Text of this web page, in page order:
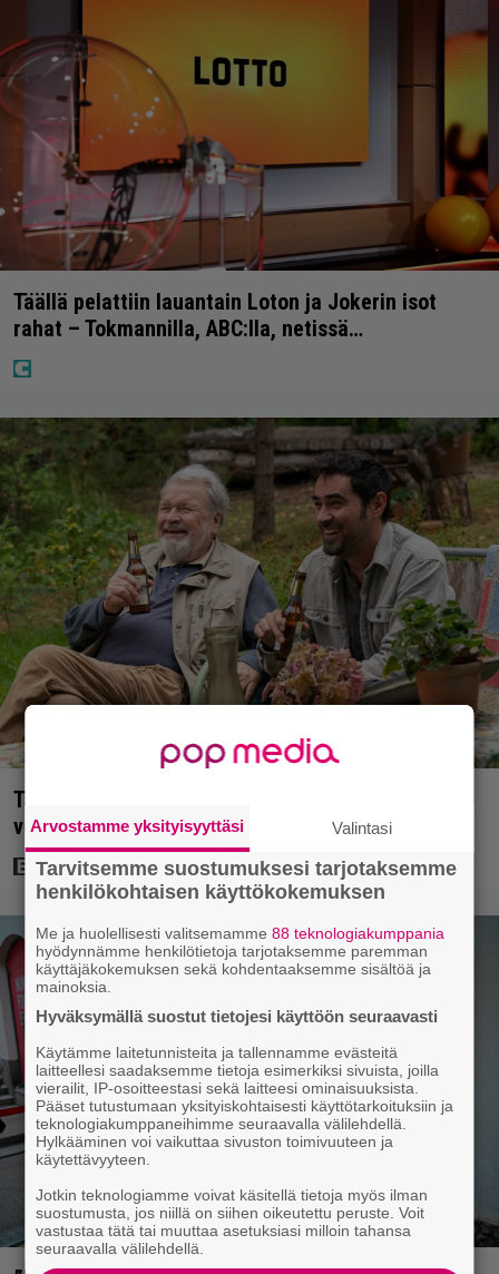
Täällä pelattiin lauantain Loton ja Jokerin isot
rahat – Tokmannilla, ABC:lla, netissä…
Tänään tv:ssä: Koskettava kotimainen elokuva
vuodelta 2020 – ”Tehty isolla sydämellä”
Arvostamme yksityisyyttäsi Valintasi
Tarvitsemme suostumuksesi tarjotaksemme
henkilökohtaisen käyttökokemuksen
Me ja huolellisesti valitsemamme88 teknologiakumppania
hyödynnämme henkilötietoja tarjotaksemme paremman
käyttäjäkokemuksen sekä kohdentaaksemme sisältöä ja
mainoksia.
Hyväksymällä suostut tietojesi käyttöön seuraavasti
Käytämme laitetunnisteita ja tallennamme evästeitä
laitteellesi saadaksemme tietoja esimerkiksi sivuista, joilla
vierailit, IP-osoitteestasi sekä laitteesi ominaisuuksista.
Pääset tutustumaan yksityiskohtaisesti käyttötarkoituksiin ja
teknologiakumppaneihimme seuraavalla välilehdellä.
Hylkääminen voi vaikuttaa sivuston toimivuuteen ja
käytettävyyteen.
Jotkin teknologiamme voivat käsitellä tietoja myös ilman
suostumusta, jos niillä on siihen oikeutettu peruste. Voit
vastustaa tätä tai muuttaa asetuksiasi milloin tahansa
seuraavalla välilehdellä.